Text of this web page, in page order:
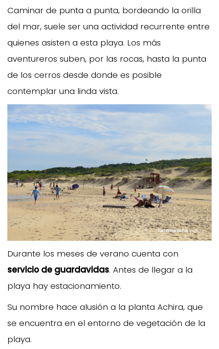
Caminar de punta a punta, bordeando la orilla
del mar, suele ser una actividad recurrente entre
quienes asisten a esta playa. Los más
aventureros suben, por las rocas, hasta la punta
de los cerros desde donde es posible
contemplar una linda vista.
Durante los meses de verano cuenta con
servicio de guardavidas. Antes de llegar a la
playa hay estacionamiento.
Su nombre hace alusión a la planta Achira, que
se encuentra en el entorno de vegetación de la
playa.